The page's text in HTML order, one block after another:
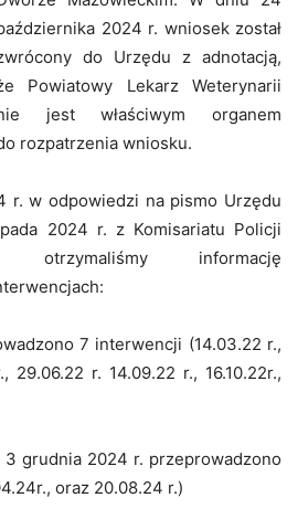
2024 r. wniosek został
do Urzędu z adnotacją,
Powiatowy Lekarz Weterynarii
jest właściwym organem
rozpatrzenia wniosku.
r. w odpowiedzi na pismo Urzędu
2024 r. z Komisariatu Policji
otrzymaliśmy informację
7 interwencji (14.03.22 r.,
29.06.22 r. 14.09.22 r., 16.10.22r.,
grudnia 2024 r. przeprowadzono
oraz 20.08.24 r.)